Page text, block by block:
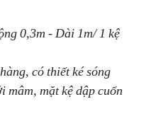
0,3m - Dài 1m/ 1 kệ
có thiết ké sóng
mâm, mặt kệ dập cuốn